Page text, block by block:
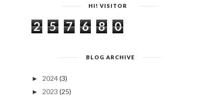
HI! VISITOR
2 5 7 6 8 0
BLOG ARCHIVE
► 2024(3)
► 2023 (25)